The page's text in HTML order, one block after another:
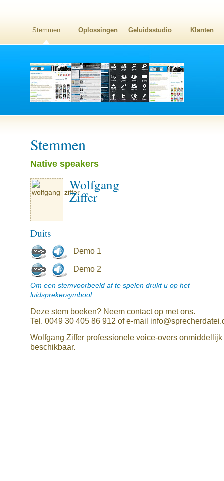
Stemmen Oplossingen Geluidsstudio Klanten
Stemmen
Native speakers
Wolfgang
Ziffer
Duits
Demo 1
Demo 2
Om een stemvoorbeeld af te spelen drukt u op het
luidsprekersymbool
Deze stem boeken? Neem contact op met ons.
Tel. 0049 30 405 86 912 of e-mail
Wolfgang Ziffer professionele voice-overs onmiddellijk
beschikbaar.